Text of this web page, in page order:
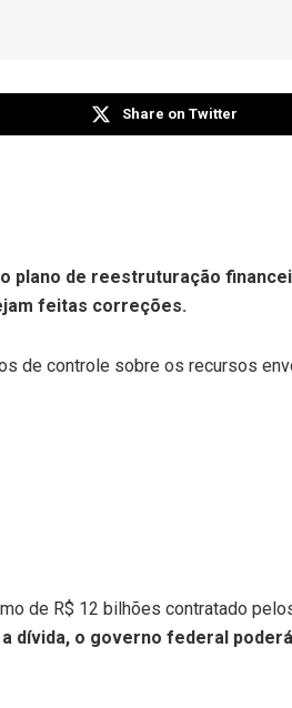
Share on Twitter
plano de reestruturação
feitas correções.
de controle sobre os recursos
de R$ 12 bilhões contratado
dívida, o governo federal